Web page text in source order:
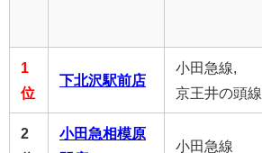
1
位
下北沢駅前店
小田急線,
京王井の頭線
2
小田急相模原
小田急線